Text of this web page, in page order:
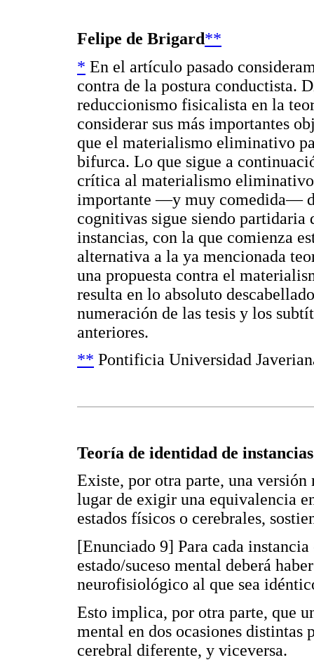
Felipe de Brigard**
* En el artículo pasado
contra de la postura conductista.
reduccionismo fisicalista en la
considerar sus más importantes
que el materialismo eliminativo
bifurca. Lo que sigue a
crítica al materialismo
importante —y muy comedida—
cognitivas sigue siendo partidaria
instancias, con la que comienza
alternativa a la ya mencionada
una propuesta contra el
resulta en lo absoluto
numeración de las tesis y los
anteriores.
** Pontificia Universidad
Teoría de identidad de instancias
Existe, por otra parte, una
lugar de exigir una equivalencia
estados físicos o cerebrales,
[Enunciado 9] Para cada
estado/suceso mental deberá
neurofisiológico al que sea
Esto implica, por otra parte, que
mental en dos ocasiones distintas
cerebral diferente, y viceversa.